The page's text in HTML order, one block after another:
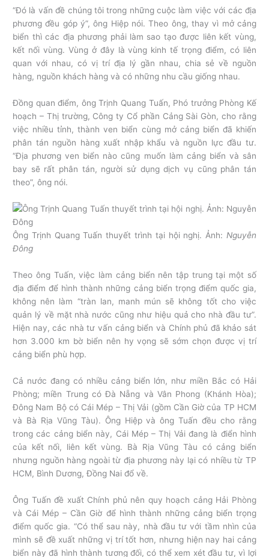
“Đó là vấn đề chúng tôi trong những cuộc làm việc với các địa
phương đều góp ý”, ông Hiệp nói. Theo ông, thay vì mở cảng
biển thì các địa phương phải làm sao tạo được liên kết vùng,
kết nối vùng. Vùng ở đây là vùng kinh tế trọng điểm, có liên
quan với nhau, có vị trí địa lý gần nhau, chia sẻ về nguồn
hàng, nguồn khách hàng và có những nhu cầu giống nhau.
Đồng quan điểm, ông Trịnh Quang Tuấn, Phó trưởng Phòng Kế
hoạch – Thị trường, Công ty Cổ phần Cảng Sài Gòn, cho rằng
việc nhiều tỉnh, thành ven biển cùng mở cảng biển đã khiến
phân tán nguồn hàng xuất nhập khẩu và nguồn lực đầu tư.
“Địa phương ven biển nào cũng muốn làm cảng biển và sân
bay sẽ rất phân tán, người sử dụng dịch vụ cũng phân tán
theo”, ông nói.
Ông Trịnh Quang Tuấn thuyết trình tại hội nghị. Ảnh: Nguyễn
Đông
Theo ông Tuấn, việc làm cảng biển nên tập trung tại một số
địa điểm để hình thành những cảng biển trọng điểm quốc gia,
không nên làm “tràn lan, manh mún sẽ không tốt cho việc
quản lý về mặt nhà nước cũng như hiệu quả cho nhà đầu tư”.
Hiện nay, các nhà tư vấn cảng biển và Chính phủ đã khảo sát
hơn 3.000 km bờ biển nên hy vọng sẽ sớm chọn được vị trí
cảng biển phù hợp.
Cả nước đang có nhiều cảng biển lớn, như miền Bắc có Hải
Phòng; miền Trung có Đà Nẵng và Vân Phong (Khánh Hòa);
Đông Nam Bộ có Cái Mép – Thị Vải (gồm Cần Giờ của TP HCM
và Bà Rịa Vũng Tàu). Ông Hiệp và ông Tuấn đều cho rằng
trong các cảng biển này, Cái Mép – Thị Vải đang là điển hình
của kết nối, liên kết vùng. Bà Rịa Vũng Tàu có cảng biển
nhưng nguồn hàng ngoài từ địa phương này lại có nhiều từ TP
HCM, Bình Dương, Đồng Nai đổ về.
Ông Tuấn đề xuất Chính phủ nên quy hoạch cảng Hải Phòng
và Cái Mép – Cần Giờ để hình thành những cảng biển trọng
điểm quốc gia. “Có thể sau này, nhà đầu tư với tầm nhìn của
mình sẽ đề xuất những vị trí tốt hơn, nhưng hiện nay hai cảng
biển này đã hình thành tương đối, có thể xem xét đầu tư, vì lợi